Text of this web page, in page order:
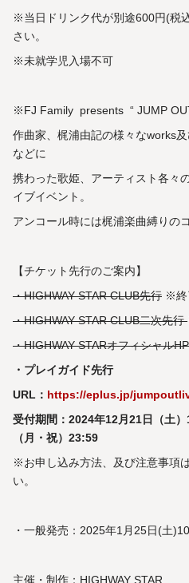
※当日ドリンク代が別途600円(税
さい。
※未就学児入場不可
※FJ Family presents “ JUMP
作曲家、梶浦由記の様々なworks
などに
携わった歌姫、アーティスト各々
イブイベント。
アンコール時には梶浦楽曲縛りの
【チケット先行のご案内】
・HIGHWAY STAR CLUB先行 ※終
・HIGHWAY STAR CLUB二次先行
・HIGHWAY STARオフィシャル
・プレイガイド先行
URL： https://eplus.jp/
受付期間：2024年12月21日（土
（月・祝）23:59
※お申し込み方法、及び注意事項
い。
・一般発売：2025年1月25日(土
主催・制作：HIGHWAY STAR